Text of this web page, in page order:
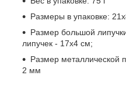
Размеры в упаковке:
Размер большой
липучек - 17х4 см;
Размер металлической
2 мм